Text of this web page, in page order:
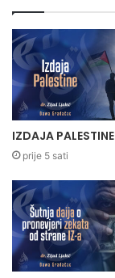
IZDAJA PALESTINE
prije 5 sati